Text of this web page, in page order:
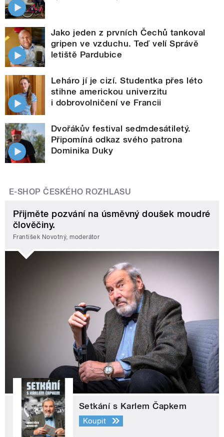
Jako jeden z prvních Čechů tankoval
gripen ve vzduchu. Teď velí Správě
letiště Pardubice
Leháro jí je cizí. Studentka přes léto
stihne americkou univerzitu
i dobrovolničení ve Francii
Dvořákův festival sedmdesátiletý.
Připomíná odkaz svého patrona
Dominika Duky
E-SHOP ČESKÉHO ROZHLASU
Přijměte pozvání na úsměvný doušek moudré
člověčiny.
František Novotný, moderátor
Setkání s Karlem Čapkem
Koupit